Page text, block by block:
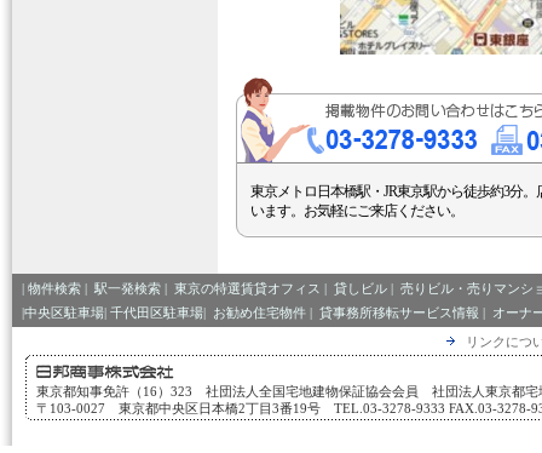
東京メトロ日本橋駅・JR東京駅から徒歩約3分。
います。お気軽にご来店ください。
| 物件検索 | 駅一発検索 | 東京の特選賃貸オフィス | 貸しビル | 売りビル・売りマンシ
|中央区駐車場| 千代田区駐車場| お勧め住宅物件 | 貸事務所移転サービス情報 | オーナ
リンクにつ
東京都知事免許（16）323 社団法人全国宅地建物保証協会会員 社団法人東京都宅
〒103-0027 東京都中央区日本橋2丁目3番19号 TEL.03-3278-9333 FAX.03-3278-